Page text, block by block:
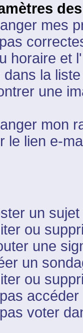
mes
horaire et
la
une
mon
le lien e-
un
ou
une
un
ou
voter